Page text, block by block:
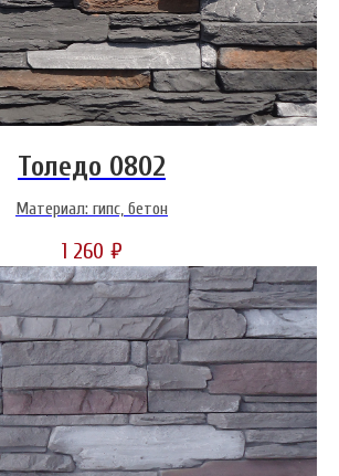
Толедо 0802
Материал: гипс, бетон
1 260 ₽